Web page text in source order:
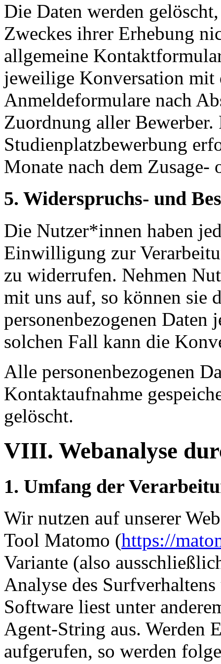
Die Daten werden
Zweckes ihrer Erhebung
allgemeine
jeweilige Konversation mit
Anmeldeformulare nach
Zuordnung aller
Studienplatzbewerbung
Monate nach dem Zusage-
5. Widerspruchs- und
Die Nutzer*innen haben
Einwilligung zur
zu widerrufen. Nehmen
mit uns auf, so können sie
personenbezogenen Daten
solchen Fall kann die
Alle personenbezogenen
Kontaktaufnahme
gelöscht.
VIII. Webanalyse
1. Umfang der
Wir nutzen auf unserer
Tool Matomo (https://
Variante (also
Analyse des
Software liest unter
Agent-String aus. Werden
aufgerufen, so werden